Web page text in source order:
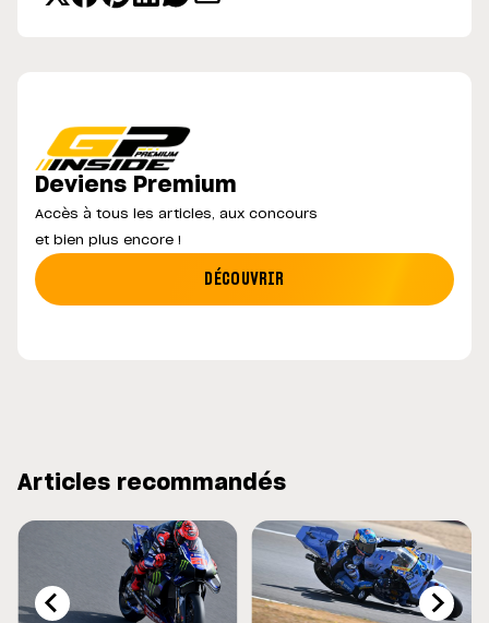
Deviens Premium
Accès à tous les articles, aux concours
et bien plus encore !
DÉCOUVRIR
Articles recommandés